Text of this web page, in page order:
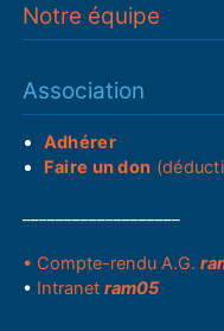
Notre équipe
Association
Adhérer
Faire un don
• Compte-rendu A.G.
• Intranetram05